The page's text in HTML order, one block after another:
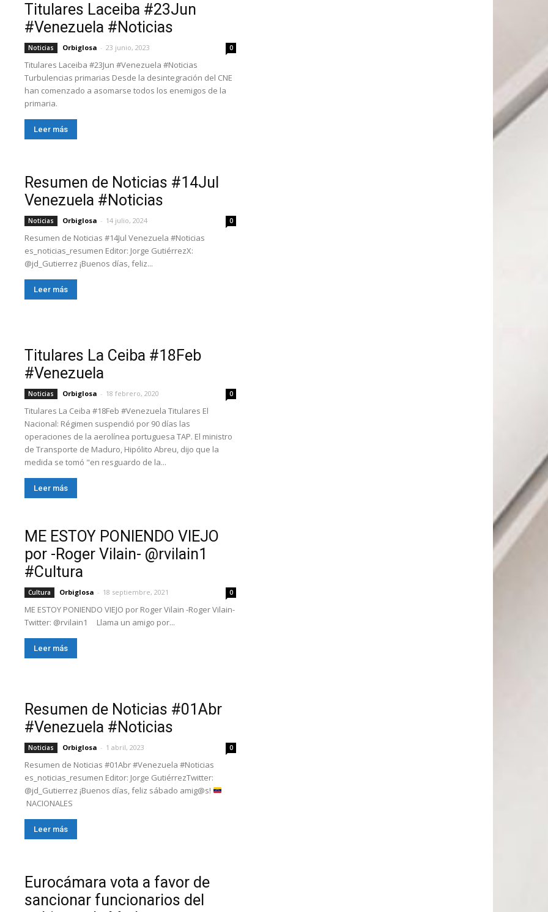
Titulares Laceiba #23Jun
#Venezuela #Noticias
Noticias Orbiglosa - 23 junio, 2023 0
Titulares Laceiba #23Jun #Venezuela #Noticias
Turbulencias primarias Desde la desintegración del CNE
han comenzado a asomarse todos los enemigos de la
primaria.
Leer más
Resumen de Noticias #14Jul
Venezuela #Noticias
Noticias Orbiglosa - 14 julio, 2024 0
Resumen de Noticias #14Jul Venezuela #Noticias
es_noticias_resumen Editor: Jorge GutiérrezX:
@jd_Gutierrez ¡Buenos días, feliz...
Leer más
Titulares La Ceiba #18Feb
#Venezuela
Noticias Orbiglosa - 18 febrero, 2020 0
Titulares La Ceiba #18Feb #Venezuela Titulares El
Nacional: Régimen suspendió por 90 días las
operaciones de la aerolínea portuguesa TAP. El ministro
de Transporte de Maduro, Hipólito Abreu, dijo que la
medida se tomó "en resguardo de la...
Leer más
ME ESTOY PONIENDO VIEJO
por -Roger Vilain- @rvilain1
#Cultura
Cultura Orbiglosa - 18 septiembre, 2021 0
ME ESTOY PONIENDO VIEJO por Roger Vilain -Roger Vilain-
Twitter: @rvilain1 Llama un amigo por...
Leer más
Resumen de Noticias #01Abr
#Venezuela #Noticias
Noticias Orbiglosa - 1 abril, 2023 0
Resumen de Noticias #01Abr #Venezuela #Noticias
es_noticias_resumen Editor: Jorge GutiérrezTwitter:
@jd_Gutierrez ¡Buenos días, feliz sábado amig@s!
NACIONALES
Leer más
Eurocámara vota a favor de
sancionar funcionarios del